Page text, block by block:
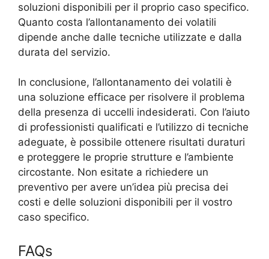
soluzioni disponibili per il proprio caso specifico.
Quanto costa l’allontanamento dei volatili
dipende anche dalle tecniche utilizzate e dalla
durata del servizio.
In conclusione, l’allontanamento dei volatili è
una soluzione efficace per risolvere il problema
della presenza di uccelli indesiderati. Con l’aiuto
di professionisti qualificati e l’utilizzo di tecniche
adeguate, è possibile ottenere risultati duraturi
e proteggere le proprie strutture e l’ambiente
circostante. Non esitate a richiedere un
preventivo per avere un’idea più precisa dei
costi e delle soluzioni disponibili per il vostro
caso specifico.
FAQs